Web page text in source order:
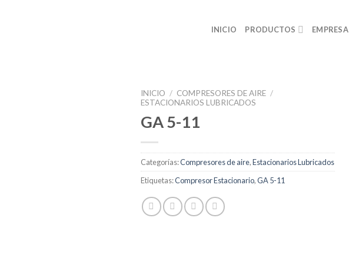
INICIO PRODUCTOS EMPRESA
INICIO / COMPRESORES DE AIRE /
ESTACIONARIOS LUBRICADOS
GA 5-11
Categorías:Compresores de aire,Estacionarios Lubricados
Etiquetas:Compresor Estacionario,GA 5-11